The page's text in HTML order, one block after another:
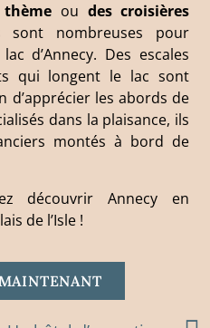
ou des croisières
nombreuses pour
d’Annecy. Des escales
qui longent le lac sont
d’apprécier les abords de
dans la plaisance, ils
montés à bord de
découvrir Annecy en
de l’Isle !